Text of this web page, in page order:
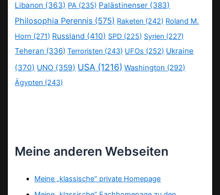
Libanon (363) PA (235) Palästinenser (383)
Philosophia Perennis (575) Raketen (242) Roland M.
Horn (271) Russland (410) SPD (225) Syrien (227)
Teheran (336) Terroristen (243) UFOs (252) Ukraine
(370) UNO (359) USA (1216) Washington (292)
Ägypten (243)
Meine anderen Webseiten
Meine „klassische“ private Homepage